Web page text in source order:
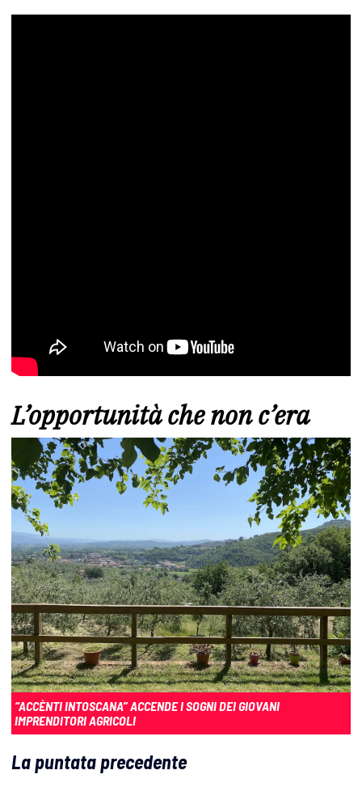
L’opportunità che non c’era
“ACCÈNTI INTOSCANA” ACCENDE I SOGNI DEI GIOVANI
IMPRENDITORI AGRICOLI
La puntata precedente